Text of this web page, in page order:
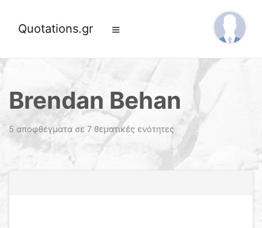
Quotations.gr
Brendan Behan
5 αποφθέγματα σε 7 θεματικές ενότητες